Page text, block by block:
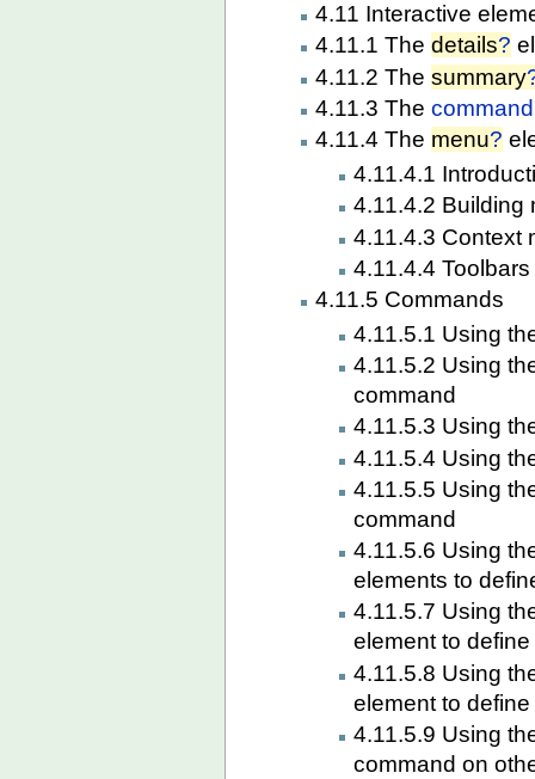
4.11 Interactive
4.11.1 Thedetails?
4.11.2 Thesummary
4.11.3 Thecommand
4.11.4 The menu?
4.11.4.1
4.11.4.2 Building
4.11.4.3 Context
4.11.4.4 Toolbars
4.11.5 Commands
4.11.5.1 Using
4.11.5.2 Using
command
4.11.5.3 Using
4.11.5.4 Using
4.11.5.5 Using
command
4.11.5.6 Using
elements to
4.11.5.7 Using
element to
4.11.5.8 Using
element to
4.11.5.9 Using
command on